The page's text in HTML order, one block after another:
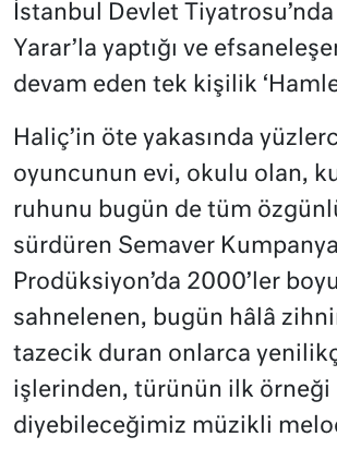
İstanbul Devlet
Yarar’la yaptığı ve
devam eden tek kişilik
Haliç’in öte yakasında
oyuncunun evi, okulu olan,
ruhunu bugün de tüm
sürdüren Semaver
Prodüksiyon’da 2000’ler
sahnelenen, bugün hâlâ
tazecik duran onlarca
işlerinden, türünün ilk örneği
diyebileceğimiz müzikli